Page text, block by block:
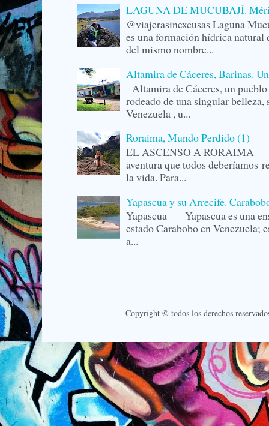
LAGUNA DE MUCUBAJÍ.
@viajerasinexcusas Laguna
es una formación hídrica natural
del mismo nombre...
Altamira de Cáceres, Barinas.
Altamira de Cáceres, un
rodeado de una singular
Venezuela , u...
Roraima, Mundo Perdido (1)
EL ASCENSO A RORAIMA
aventura que todos deberíamos
la vida. Para...
Yapascua y su Arrecife.
Yapascua Yapascua es una
estado Carabobo en Venezuela;
a...
Copyright © todos los derechos